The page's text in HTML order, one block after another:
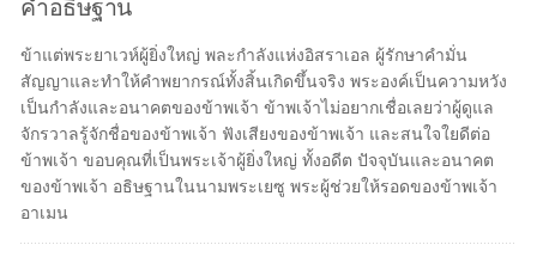
ข้าแต่พระยาเวห์ผู้ยิ่งใหญ่ พละกำลังแห่งอิสราเอล ผู้รักษาคำมั่น
สัญญาและทำให้คำพยากรณ์ทั้งสิ้นเกิดขึ้นจริง พระองค์เป็นความหวัง
เป็นกำลังและอนาคตของข้าพเจ้า ข้าพเจ้าไม่อยากเชื่อเลยว่าผู้ดูแล
จักรวาลรู้จักชื่อของข้าพเจ้า ฟังเสียงของข้าพเจ้า และสนใจใยดีต่อ
ข้าพเจ้า ขอบคุณที่เป็นพระเจ้าผู้ยิ่งใหญ่ ทั้งอดีต ปัจจุบันและอนาคต
ของข้าพเจ้า อธิษฐานในนามพระเยซู พระผู้ช่วยให้รอดของข้าพเจ้า
อาเมน